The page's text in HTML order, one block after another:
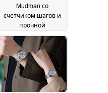
Mudman со
счетчиком шагов и
прочной
конструкцией30 May